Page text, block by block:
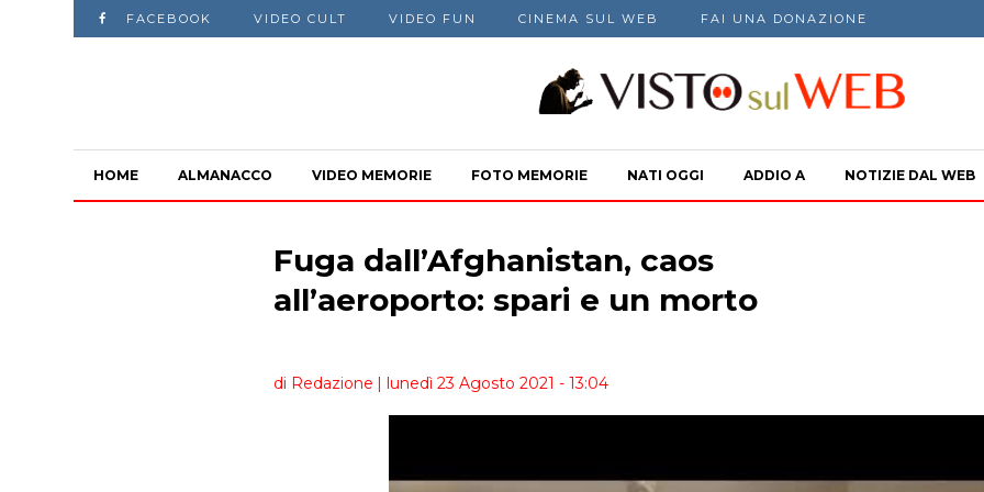
FACEBOOK VIDEO CULT VIDEO FUN CINEMA SUL WEB FAI UNA DONAZIONE
HOME ALMANACCO VIDEO MEMORIE FOTO MEMORIE NATI OGGI ADDIO A NOTIZIE DAL WEB
Fuga dall’Afghanistan, caos
all’aeroporto: spari e un morto
di Redazione | lunedì 23 Agosto 2021 - 13:04